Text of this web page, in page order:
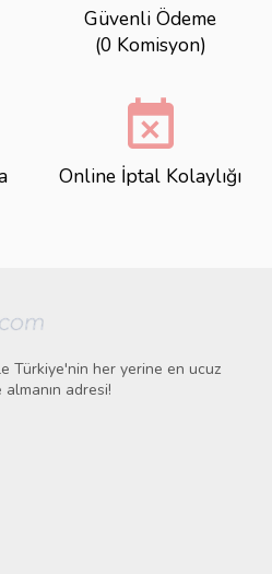
Güvenli Ödeme
(0 Komisyon)
event_busy
Online İptal Kolaylığı
Türkiye'nin her yerine en ucuz
adresi!